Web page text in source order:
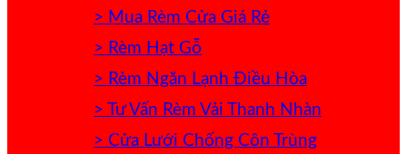
> Mua Rèm Cửa Giá Rẻ
> Rèm Hạt Gỗ
> Rèm Ngăn Lạnh Điều Hòa
> Tư Vấn Rèm Vải Thanh Nhàn
> Cửa Lưới Chống Côn Trùng